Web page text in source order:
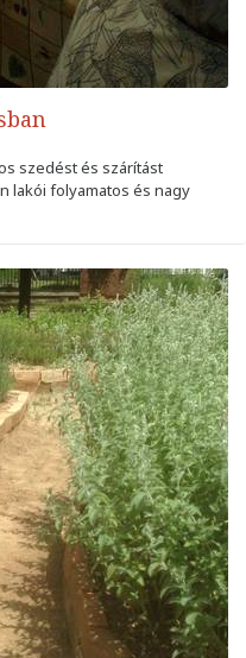
szedést és szárítást
lakói folyamatos és nagy